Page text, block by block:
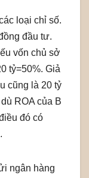
loại chỉ số.
đầu tư.
vốn chủ sở
tỷ=50%. Giả
cũng là 20 tỷ
ROA của B
đó có
ngân hàng